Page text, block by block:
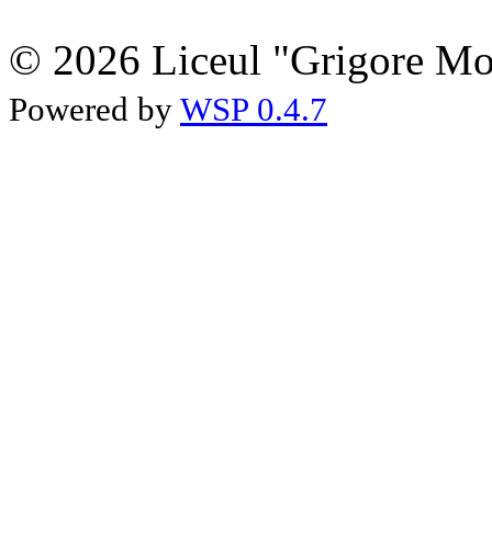
© 2026 Liceul "Grigore
Powered by WSP 0.4.7